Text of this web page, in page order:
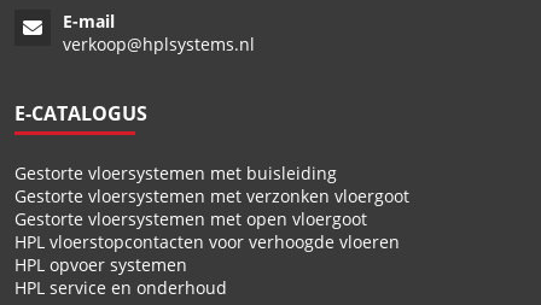
E-mail
verkoop@hplsystems.nl
E-CATALOGUS
Gestorte vloersystemen met buisleiding
Gestorte vloersystemen met verzonken vloergoot
Gestorte vloersystemen met open vloergoot
HPL vloerstopcontacten voor verhoogde vloeren
HPL opvoer systemen
HPL service en onderhoud